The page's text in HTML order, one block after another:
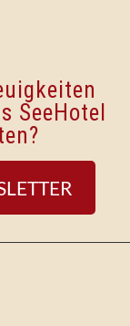
SeeHotel